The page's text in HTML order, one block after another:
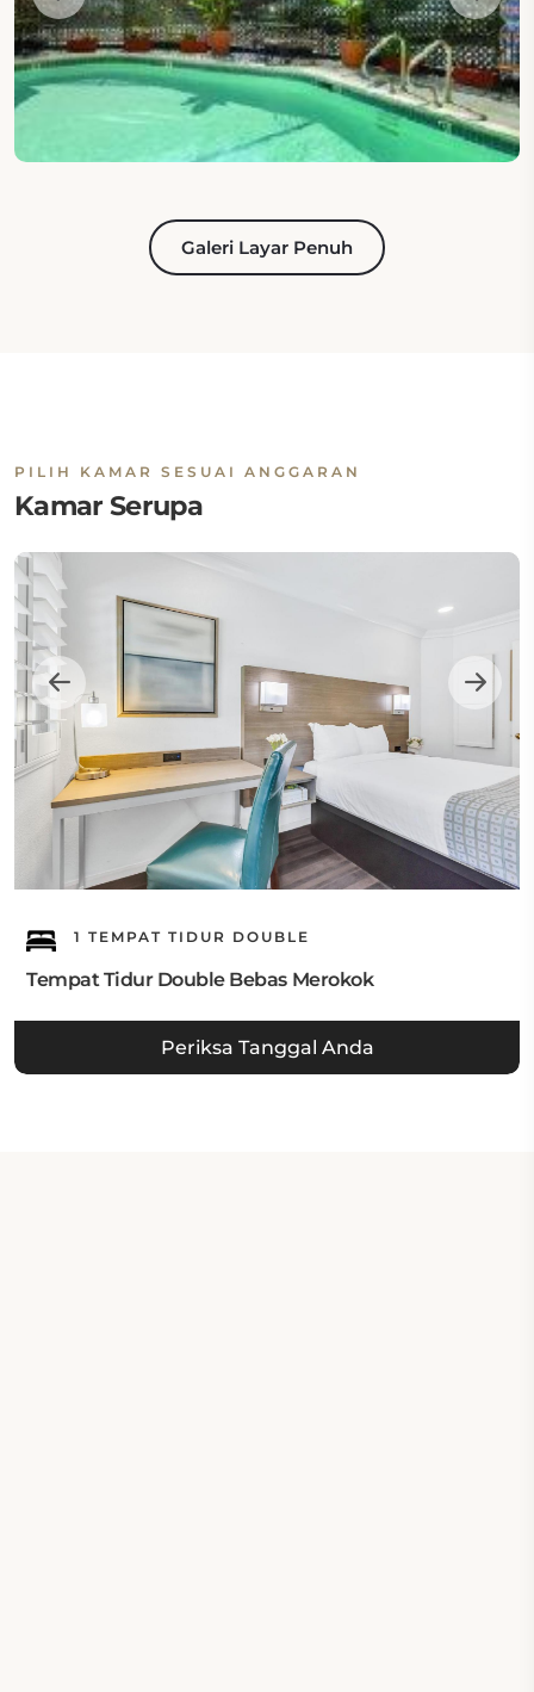
Galeri Layar Penuh
PILIH KAMAR SESUAI ANGGARAN
Kamar Serupa
1 TEMPAT TIDUR DOUBLE
Tempat Tidur Double Bebas Merokok
Periksa Tanggal Anda